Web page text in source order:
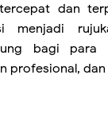
dan
menjadi
bagi para
profesional, dan